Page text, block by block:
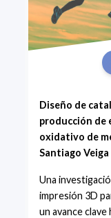
Diseño de
producción de
oxidativo de
Santiago Veiga
Una
impresión 3D
un avance clave